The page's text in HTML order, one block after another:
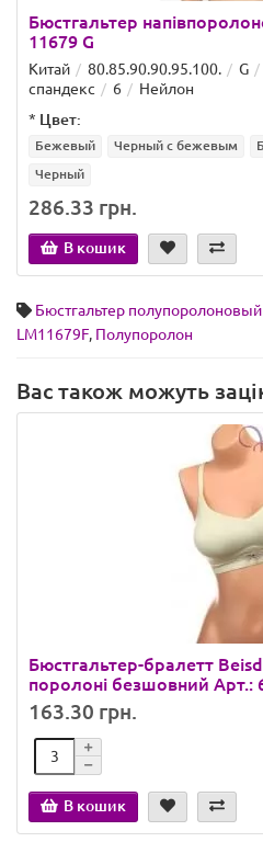
Бюстгальтер
11679 G
Китай 80.85.90.90.95.100. G
спандекс
6
Нейлон
* Цвет:
Бежевый Черный с бежевым
Черный
286.33 грн.
В кошик
Бюстгальтер
LM11679F, Полупоролон
Вас також можуть
Бюстгальтер-бралетт
поролоні безшовний Арт.:
163.30 грн.
В кошик